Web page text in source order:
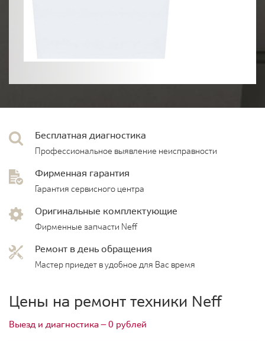
Бесплатная диагностика
Профессиональное выявление неисправности
Фирменная гарантия
Гарантия сервисного центра
Оригинальные комплектующие
Фирменные запчасти Neff
Ремонт в день обращения
Мастер приедет в удобное для Вас время
Цены на ремонт техники Neff
Выезд и диагностика — 0 рублей